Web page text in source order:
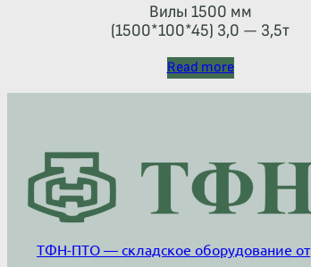
Вилы 1500 мм
(1500*100*45) 3,0 — 3,5т
Read more
ТФН-ПТО — складское оборудование от